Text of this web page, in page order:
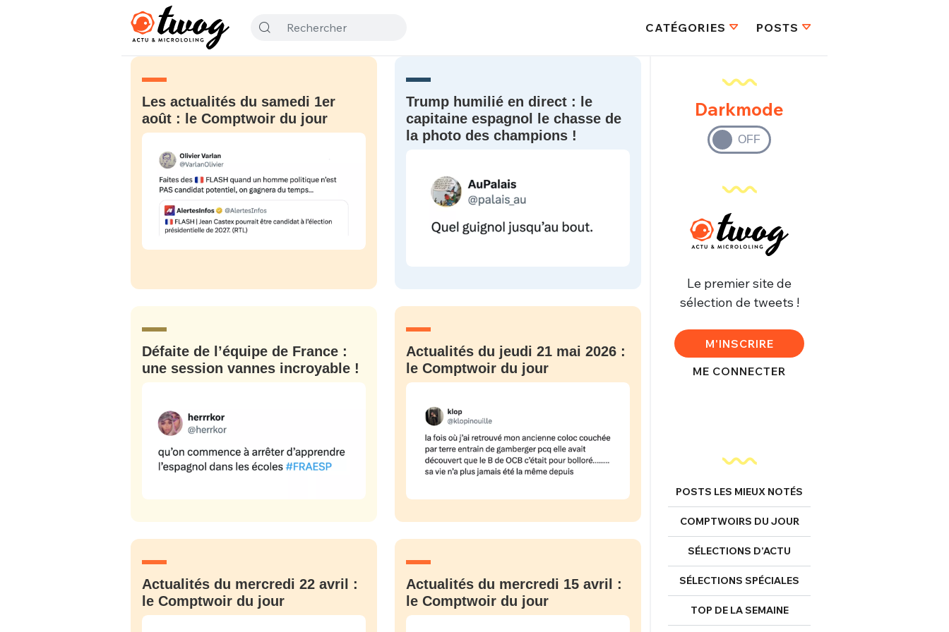
CATÉGORIES POSTS
Les actualités du samedi 1er
août : le Comptwoir du jour
Trump humilié en direct : le
capitaine espagnol le chasse de
la photo des champions !
Défaite de l’équipe de France :
une session vannes incroyable !
Actualités du jeudi 21 mai 2026 :
le Comptwoir du jour
Actualités du mercredi 22 avril :
le Comptwoir du jour
Actualités du mercredi 15 avril :
le Comptwoir du jour
Darkmode
Le premier site de
sélection de tweets !
M'INSCRIRE
ME CONNECTER
POSTS LES MIEUX NOTÉS
COMPTWOIRS DU JOUR
SÉLECTIONS D’ACTU
SÉLECTIONS SPÉCIALES
TOP DE LA SEMAINE